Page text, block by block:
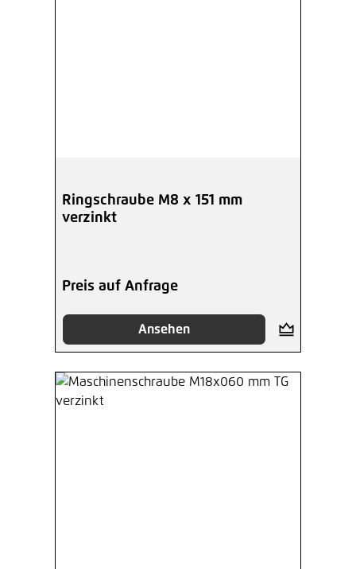
Ringschraube M8 x 151 mm
verzinkt
Preis auf Anfrage
Ansehen